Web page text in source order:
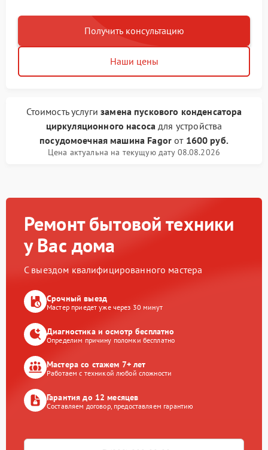
Получить консультацию
Наши цены
Стоимость услугизамена пускового конденсатора
циркуляционного насоса для устройства
посудомоечная машина Fagorот 1600 руб.
Цена актуальна на текущую дату 08.08.2026
Ремонт бытовой техники
у Вас дома
С выездом квалифицированного мастера
Срочный выезд
Мастер приедет уже через 30 минут
Диагностика и осмотр бесплатно
Определим причину поломки бесплатно
Мастера со стажем 7+ лет
Работаем с техникой любой сложности
Гарантия до 12 месяцев
Составляем договор, предоставляем гарантию